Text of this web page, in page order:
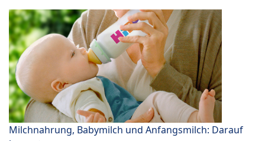
Milchnahrung, Babymilch und Anfangsmilch: Darauf